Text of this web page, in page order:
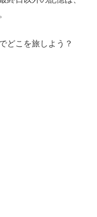
どこを旅しよう？